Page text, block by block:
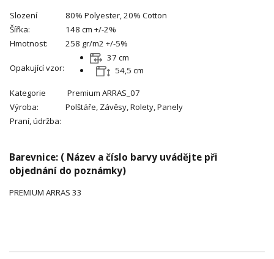
Slození
80% Polyester, 20% Cotton
Šířka:
148 cm +/-2%
Hmotnost:
258 gr/m2 +/-5%
Opakující vzor:
37 cm
54,5 cm
Kategorie Premium ARRAS_07
Výroba:
Polštáře, Závěsy, Rolety, Panely
Praní, údržba:
Barevnice: ( Název a číslo barvy uvádějte při
objednání do poznámky)
PREMIUM ARRAS 33